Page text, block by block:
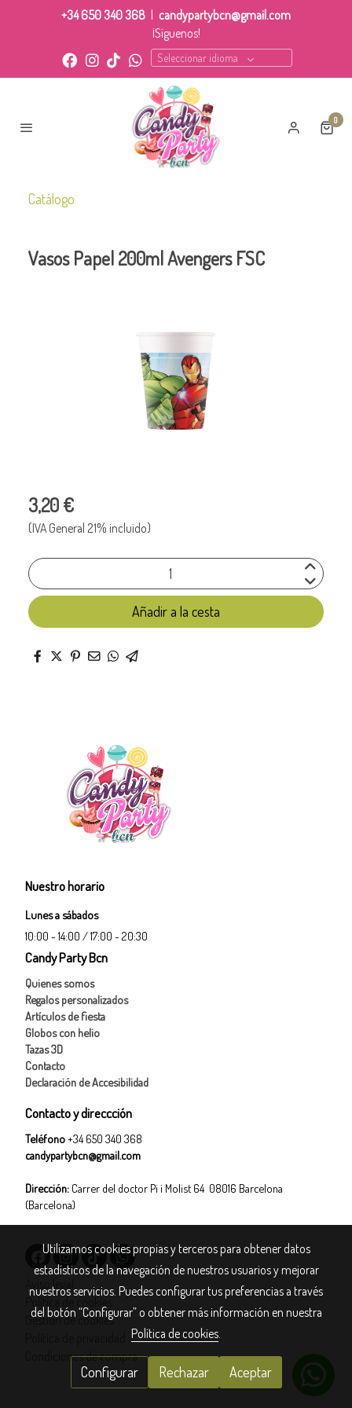
+34 650 340 368
candypartybcn@gmail.com
¡Síguenos!
Seleccionar idioma
0
Catálogo
Vasos Papel 200ml Avengers FSC
3,20 €
(IVA General 21% incluido)
Añadir a la cesta
Nuestro horario
Lunes a sábados
10:00 - 14:00 / 17:00 - 20:30
Candy Party Bcn
Quienes somos
Regalos personalizados
Artículos de fiesta
Globos con helio
Tazas 3D
Contacto
Declaración de Accesibilidad
Contacto y direccción
Teléfono+34 650 340 368
candypartybcn@gmail.com
Dirección: Carrer del doctor Pi i Molist 64 08016 Barcelona
(Barcelona)
Aviso legal
Gestión de cookies
Condiciones de compra
Utilizamos cookies propias y terceros para obtener datos
estadísticos de la navegación de nuestros usuarios y mejorar
nuestros servicios. Puedes configurar tus preferencias a través
del botón “Configurar” o obtener más información en nuestra
Política de cookies.
Configurar Rechazar Aceptar